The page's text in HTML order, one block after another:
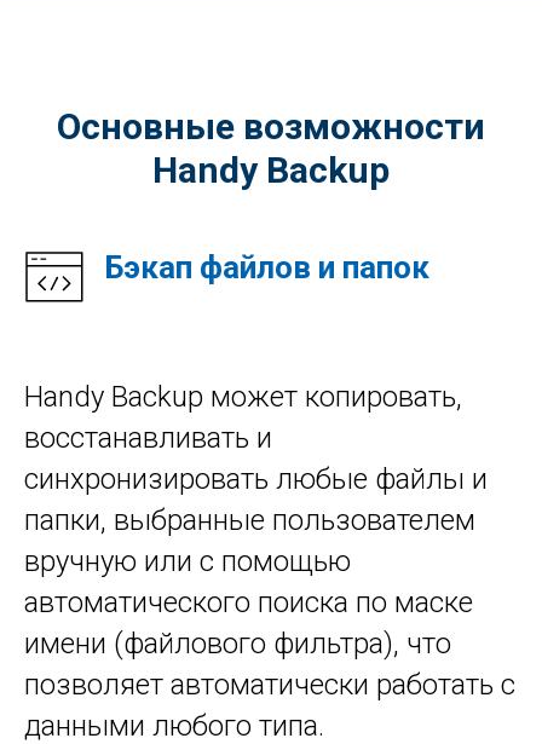
Основные возможности
Handy Backup
Бэкап файлов и папок
Handy Backup может копировать,
восстанавливать и
синхронизировать любые файлы и
папки, выбранные пользователем
вручную или с помощью
автоматического поиска по маске
имени (файлового фильтра), что
позволяет автоматически работать с
данными любого типа.